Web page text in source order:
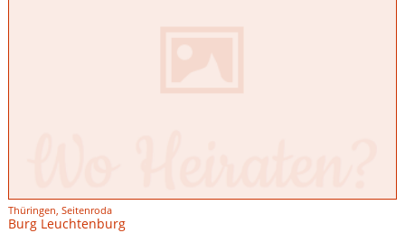
Thüringen, Seitenroda
Burg Leuchtenburg